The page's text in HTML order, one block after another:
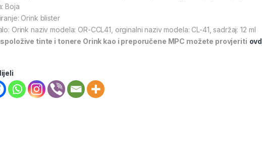
Boja
Orink blister
Orink naziv modela: OR-CCL41, orginalni naziv modela: CL-41, sadržaj: 12 ml
tinte i tonere Orink kao i preporučene MPC možete provjeriti